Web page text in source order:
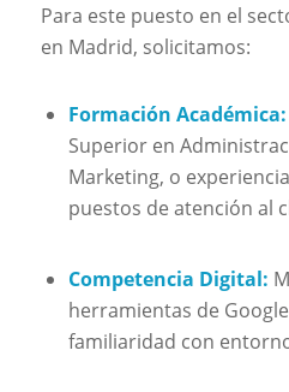
Para este puesto en el
en Madrid, solicitamos:
Formación Académica:
Superior en
Marketing, o
puestos de atención al
Competencia Digital:
herramientas de
familiaridad con